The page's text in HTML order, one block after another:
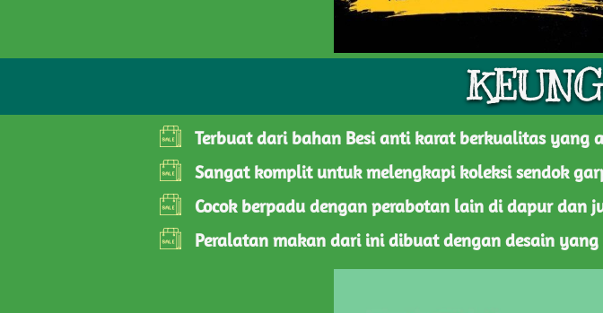
Terbuat dari bahan Besi anti karat berkualitas yang
Sangat komplit untuk melengkapi koleksi sendok
Cocok berpadu dengan perabotan lain di dapur dan
Peralatan makan dari ini dibuat dengan desain